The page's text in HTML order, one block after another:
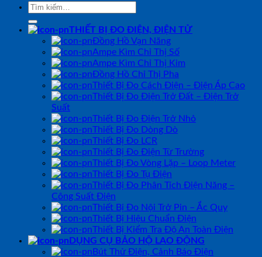
Tìm
kiếm:
THIẾT BỊ ĐO ĐIỆN, ĐIỆN TỬ
Đồng Hồ Vạn Năng
Ampe Kìm Chỉ Thị Số
Ampe Kìm Chỉ Thị Kim
Đồng Hồ Chỉ Thị Pha
Thiết Bị Đo Cách Điện – Điện Áp Cao
Thiết Bị Đo Điện Trở Đất – Điện Trở
Suất
Thiết Bị Đo Điện Trở Nhỏ
Thiết Bị Đo Dòng Dò
Thiết Bị Đo LCR
Thiết Bị Đo Điện Từ Trường
Thiết Bị Đo Vòng Lặp – Loop Meter
Thiết Bị Đo Tụ Điện
Thiết Bị Đo Phân Tích Điện Năng –
Công Suất Điện
Thiết Bị Đo Nội Trở Pin – Ắc Quy
Thiết Bị Hiệu Chuẩn Điện
Thiết Bị Kiểm Tra Độ An Toàn Điện
DỤNG CỤ BẢO HỘ LAO ĐỘNG
Bút Thử Điện, Cảnh Báo Điện